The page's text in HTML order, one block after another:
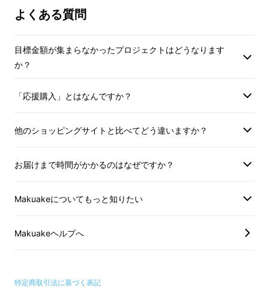
「豊かな人生」ってことなんだろうなぁ～。
佐野：
様式が変化したので「病気にならない」ってい
とを口にする人が増えきたと思います。そうい
になったと言えるでしょうね。つまり新たな領
ね。
よくある質問
目標金額が集まらなかったプロジェクトはどうなります
か？
「応援購入」とはなんですか？
他のショッピングサイトと比べてどう違いますか？
お届けまで時間がかかるのはなぜですか？
Makuakeについてもっと知りたい
Makuakeヘルプへ
特定商取引法に基づく表記